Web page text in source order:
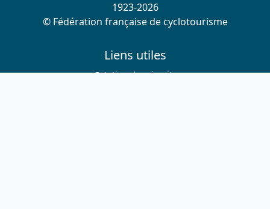
1923-2026
© Fédération française de cyclotourisme
Liens utiles
Cotation des circuits